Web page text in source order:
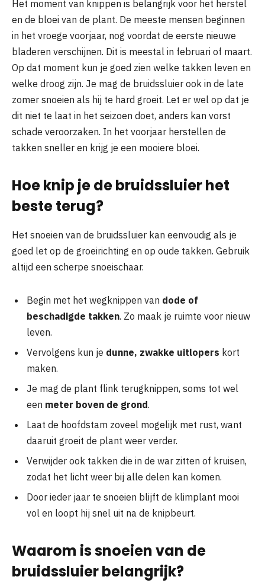
Het moment van knippen is belangrijk voor het herstel
en de bloei van de plant. De meeste mensen beginnen
in het vroege voorjaar, nog voordat de eerste nieuwe
bladeren verschijnen. Dit is meestal in februari of maart.
Op dat moment kun je goed zien welke takken leven en
welke droog zijn. Je mag de bruidssluier ook in de late
zomer snoeien als hij te hard groeit. Let er wel op dat je
dit niet te laat in het seizoen doet, anders kan vorst
schade veroorzaken. In het voorjaar herstellen de
takken sneller en krijg je een mooiere bloei.
Hoe knip je de bruidssluier het
beste terug?
Het snoeien van de bruidssluier kan eenvoudig als je
goed let op de groeirichting en op oude takken. Gebruik
altijd een scherpe snoeischaar.
Begin met het wegknippen van dode of
beschadigde takken. Zo maak je ruimte voor nieuw
leven.
Vervolgens kun je dunne, zwakke uitlopers kort
maken.
Je mag de plant flink terugknippen, soms tot wel
een meter boven de grond.
Laat de hoofdstam zoveel mogelijk met rust, want
daaruit groeit de plant weer verder.
Verwijder ook takken die in de war zitten of kruisen,
zodat het licht weer bij alle delen kan komen.
Door ieder jaar te snoeien blijft de klimplant mooi
vol en loopt hij snel uit na de knipbeurt.
Waarom is snoeien van de
bruidssluier belangrijk?